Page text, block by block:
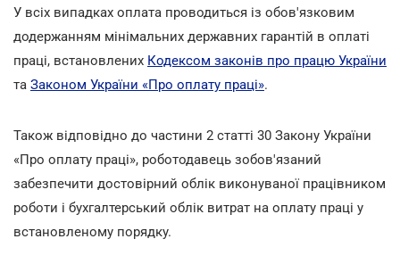
У всіх випадках оплата проводиться із обов'язковим
додержанням мінімальних державних гарантій в оплаті
праці, встановлених Кодексом законів про працю України
та Законом України «Про оплату праці».
Також відповідно до частини 2 статті 30 Закону України
«Про оплату праці», роботодавець зобов'язаний
забезпечити достовірний облік виконуваної працівником
роботи і бухгалтерський облік витрат на оплату праці у
встановленому порядку.